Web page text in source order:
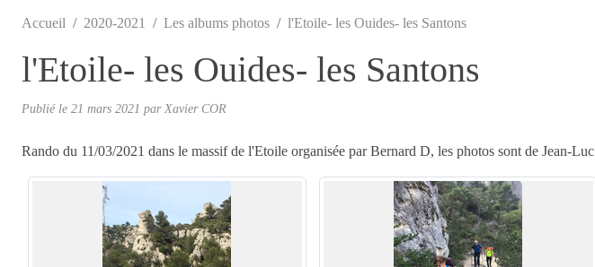
Accueil 2020-2021 Les albums photos l'Etoile- les Ouides- les Santons
l'Etoile- les Ouides- les Santons
Publié le 21 mars 2021 par Xavier COR
Rando du 11/03/2021 dans le massif de l'Etoile organisée par Bernard D, les photos sont de Jean-Luc